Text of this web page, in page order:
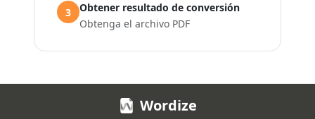
3
Obtener resultado de conversión
Obtenga el archivo PDF
Wordize